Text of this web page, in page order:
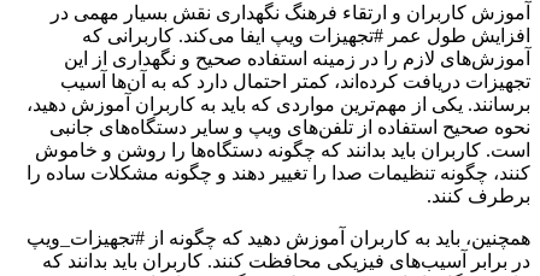
آموزش کاربران و ارتقاء فرهنگ نگهداری نقش بسیار مهمی در
افزایش طول عمر #تجهیزات ویپ ایفا می‌کند. کاربرانی که
آموزش‌های لازم را در زمینه استفاده صحیح و نگهداری از این
تجهیزات دریافت کرده‌اند، کمتر احتمال دارد که به آن‌ها آسیب
برسانند. یکی از مهم‌ترین مواردی که باید به کاربران آموزش دهید،
نحوه صحیح استفاده از تلفن‌های ویپ و سایر دستگاه‌های جانبی
است. کاربران باید بدانند که چگونه دستگاه‌ها را روشن و خاموش
کنند، چگونه تنظیمات صدا را تغییر دهند و چگونه مشکلات ساده را
برطرف کنند.
همچنین، باید به کاربران آموزش دهید که چگونه از #تجهیزات_ویپ
در برابر آسیب‌های فیزیکی محافظت کنند. کاربران باید بدانند که